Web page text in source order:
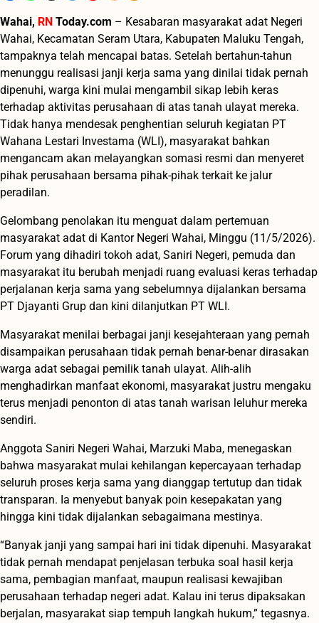
Wahai, RN Today.com – Kesabaran masyarakat adat Negeri
Wahai, Kecamatan Seram Utara, Kabupaten Maluku Tengah,
tampaknya telah mencapai batas. Setelah bertahun-tahun
menunggu realisasi janji kerja sama yang dinilai tidak pernah
dipenuhi, warga kini mulai mengambil sikap lebih keras
terhadap aktivitas perusahaan di atas tanah ulayat mereka.
Tidak hanya mendesak penghentian seluruh kegiatan PT
Wahana Lestari Investama (WLI), masyarakat bahkan
mengancam akan melayangkan somasi resmi dan menyeret
pihak perusahaan bersama pihak-pihak terkait ke jalur
peradilan.
Gelombang penolakan itu menguat dalam pertemuan
masyarakat adat di Kantor Negeri Wahai, Minggu (11/5/2026).
Forum yang dihadiri tokoh adat, Saniri Negeri, pemuda dan
masyarakat itu berubah menjadi ruang evaluasi keras terhadap
perjalanan kerja sama yang sebelumnya dijalankan bersama
PT Djayanti Grup dan kini dilanjutkan PT WLI.
Masyarakat menilai berbagai janji kesejahteraan yang pernah
disampaikan perusahaan tidak pernah benar-benar dirasakan
warga adat sebagai pemilik tanah ulayat. Alih-alih
menghadirkan manfaat ekonomi, masyarakat justru mengaku
terus menjadi penonton di atas tanah warisan leluhur mereka
sendiri.
Anggota Saniri Negeri Wahai, Marzuki Maba, menegaskan
bahwa masyarakat mulai kehilangan kepercayaan terhadap
seluruh proses kerja sama yang dianggap tertutup dan tidak
transparan. Ia menyebut banyak poin kesepakatan yang
hingga kini tidak dijalankan sebagaimana mestinya.
“Banyak janji yang sampai hari ini tidak dipenuhi. Masyarakat
tidak pernah mendapat penjelasan terbuka soal hasil kerja
sama, pembagian manfaat, maupun realisasi kewajiban
perusahaan terhadap negeri adat. Kalau ini terus dipaksakan
berjalan, masyarakat siap tempuh langkah hukum,” tegasnya.